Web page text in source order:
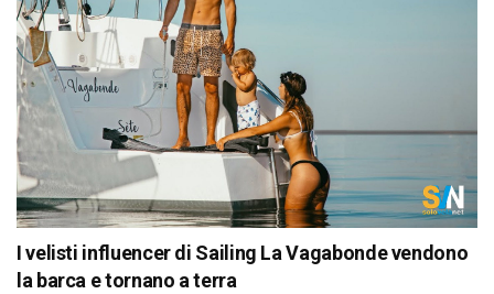
I velisti influencer di Sailing La Vagabonde vendono
la barca e tornano a terra